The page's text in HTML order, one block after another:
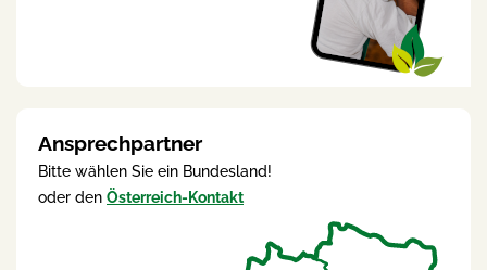
Ansprechpartner
Bitte wählen Sie ein Bundesland!
oder den Österreich-Kontakt